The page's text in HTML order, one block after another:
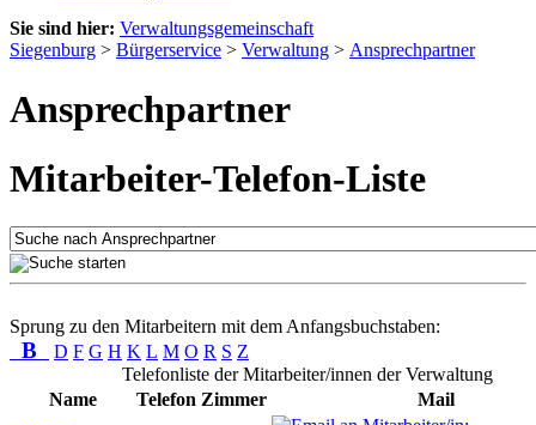
Sie sind hier: Verwaltungsgemeinschaft
Siegenburg > Bürgerservice > Verwaltung > Ansprechpartner
Ansprechpartner
Mitarbeiter-Telefon-Liste
Sprung zu den Mitarbeitern mit dem Anfangsbuchstaben:
B D F G H K L M O R S Z
Telefonliste der Mitarbeiter/innen der Verwaltung
Name
Telefon Zimmer
Mail